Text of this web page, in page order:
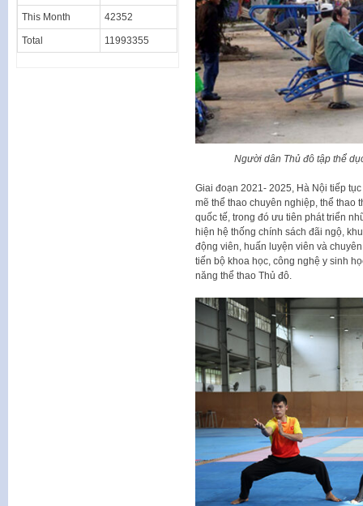
Người dân Thủ đô tập thể
Giai đoạn 2021- 2025, Hà Nội tiếp
mẽ thể thao chuyên nghiệp, thể thao
quốc tế, trong đó ưu tiên phát triển
hiện hệ thống chính sách đãi ngộ,
động viên, huấn luyện viên và
tiến bộ khoa học, công nghệ y sinh
năng thể thao Thủ đô.
This Month 42352
Total 11993355